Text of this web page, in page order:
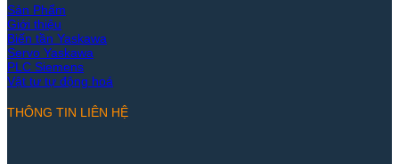
Sản Phẩm
Giới thiệu
Biến tần Yaskawa
Servo Yaskawa
PLC Siemens
Vật tư tự động hoá
THÔNG TIN LIÊN HỆ